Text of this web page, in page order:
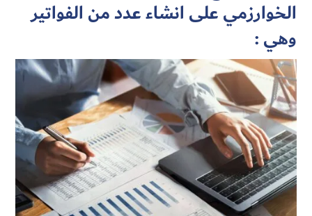
الخوارزمي على انشاء عدد من الفواتير
وهي :